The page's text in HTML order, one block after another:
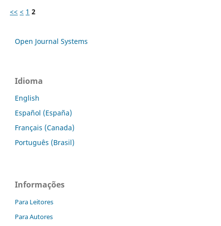
<< < 1 2
Open Journal Systems
Idioma
English
Español (España)
Français (Canada)
Português (Brasil)
Informações
Para Leitores
Para Autores